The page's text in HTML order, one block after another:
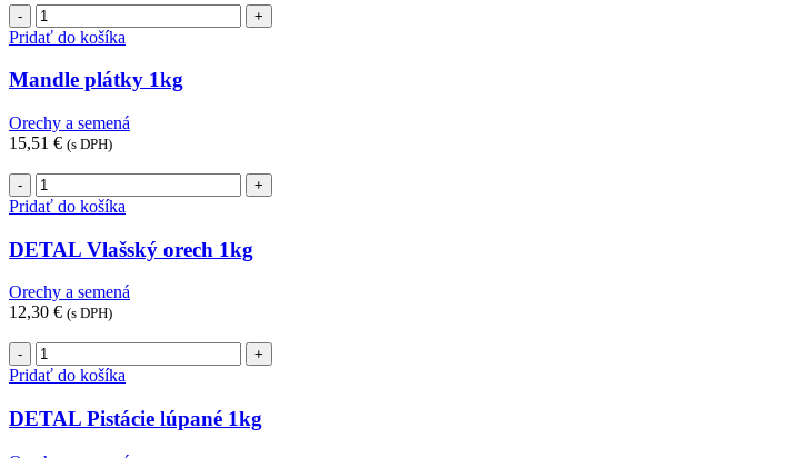
množstvo
Mandle
1kg
Pridať do košíka
Mandle plátky 1kg
Orechy a semená
15,51 € (s DPH)
množstvo
DETAL
orech
1kg
Pridať do košíka
DETAL Vlašský orech 1kg
Orechy a semená
12,30 € (s DPH)
množstvo
DETAL
lúpané
1kg
Pridať do košíka
DETAL Pistácie lúpané 1kg